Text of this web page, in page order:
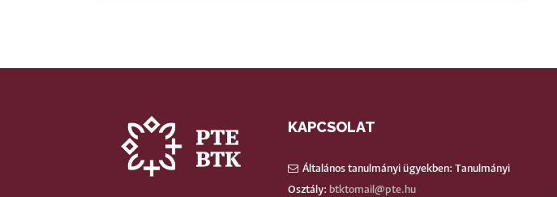
KAPCSOLAT
Általános tanulmányi ügyekben: Tanulmányi
Osztály: btktomail@pte.hu